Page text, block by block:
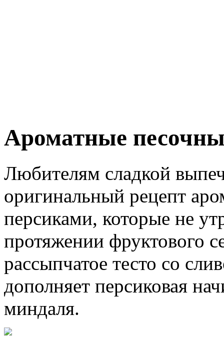
Ароматные
Любителям сладкой
оригинальный рецепт
персиками, которые не
протяжении фруктового
рассыпчатое тесто со
дополняет персиковая
миндаля.